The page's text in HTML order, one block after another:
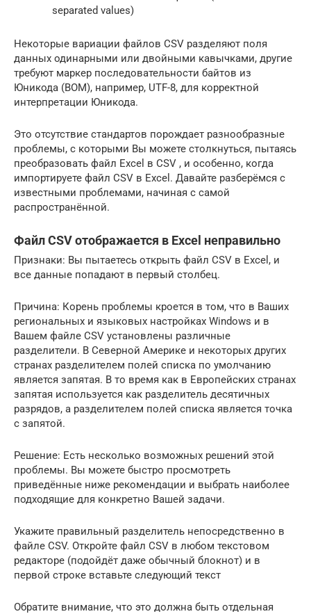
separated values)
Некоторые вариации файлов CSV разделяют поля
данных одинарными или двойными кавычками, другие
требуют маркер последовательности байтов из
Юникода (BOM), например, UTF-8, для корректной
интерпретации Юникода.
Это отсутствие стандартов порождает разнообразные
проблемы, с которыми Вы можете столкнуться, пытаясь
преобразовать файл Excel в CSV , и особенно, когда
импортируете файл CSV в Excel. Давайте разберёмся с
известными проблемами, начиная с самой
распространённой.
Файл CSV отображается в Excel неправильно
Признаки: Вы пытаетесь открыть файл CSV в Excel, и
все данные попадают в первый столбец.
Причина: Корень проблемы кроется в том, что в Ваших
региональных и языковых настройках Windows и в
Вашем файле CSV установлены различные
разделители. В Северной Америке и некоторых других
странах разделителем полей списка по умолчанию
является запятая. В то время как в Европейских странах
запятая используется как разделитель десятичных
разрядов, а разделителем полей списка является точка
с запятой.
Решение: Есть несколько возможных решений этой
проблемы. Вы можете быстро просмотреть
приведённые ниже рекомендации и выбрать наиболее
подходящие для конкретно Вашей задачи.
Укажите правильный разделитель непосредственно в
файле CSV. Откройте файл CSV в любом текстовом
редакторе (подойдёт даже обычный блокнот) и в
первой строке вставьте следующий текст
Обратите внимание, что это должна быть отдельная